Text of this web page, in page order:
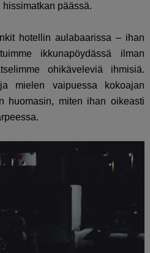
päässä.
hotellin aulabaarissa – ihan
ikkunapöydässä ilman
ohikäveleviä ihmisiä.
mielen vaipuessa kokoajan
huomasin, miten ihan oikeasti